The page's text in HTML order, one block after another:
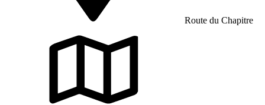
Route du Chapitre